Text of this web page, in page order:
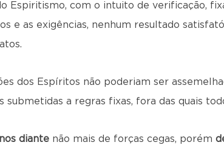
Espiritismo, com o intuito de verificação,
e as exigências, nenhum resultado
dos Espíritos não poderiam ser
submetidas a regras fixas, fora das quais
diante não mais de forças cegas, porém